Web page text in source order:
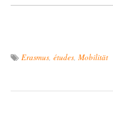
Erasmus études Mobilität